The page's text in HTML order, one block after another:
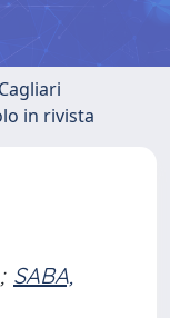
in rivista
; SABA,